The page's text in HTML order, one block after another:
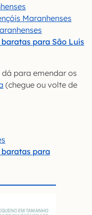
Maranhenses
para São Luís
para emendar os
(chegue ou volte de
para